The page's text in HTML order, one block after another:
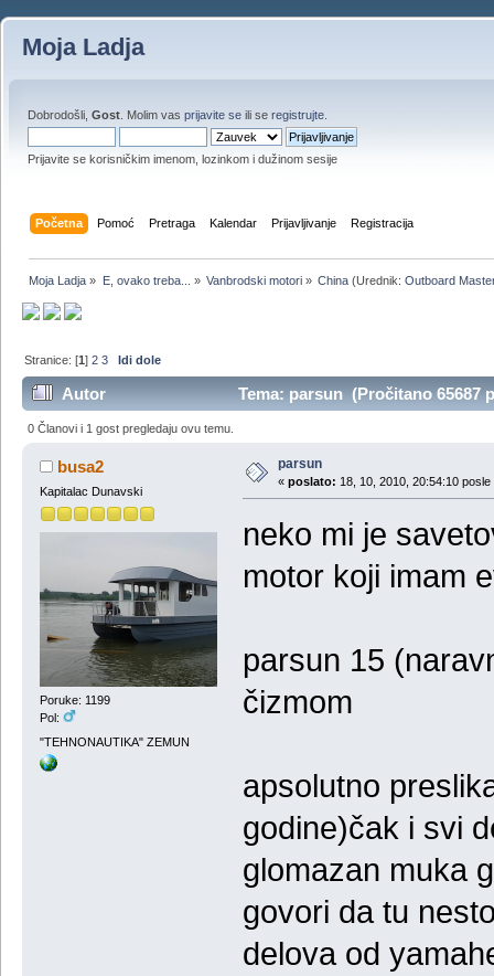
Moja Ladja
Dobrodošli, Gost . Molim vas prijavite se ili se registrujte
Prijavite se korisničkim imenom, lozinkom i dužinom sesije
Početna Pomoć Pretraga Kalendar Prijavljivanje Registracija
Moja Ladja » E, ovako treba... » Vanbrodski motori» China (Urednik:Outboard
Stranice: [1]2 3 Idi dole
Autor Tema: parsun (Pročitano 65687
0 Članovi i 1 gost pregledaju ovu temu.
busa2
Kapitalac Dunavski
Poruke: 1199
Pol:
"TEHNONAUTIKA" ZEMUN
parsun
« poslato: 18, 10, 2010, 20:54:10 posle
neko mi je
motor koji imam
parsun 15
čizmom
apsolutno
godine)čak i svi
glomazan muka
govori da tu
delova od